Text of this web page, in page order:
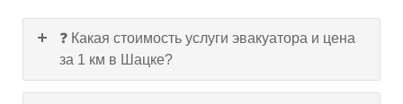
❓ Какая стоимость услуги эвакуатора и цена
за 1 км в Шацке?